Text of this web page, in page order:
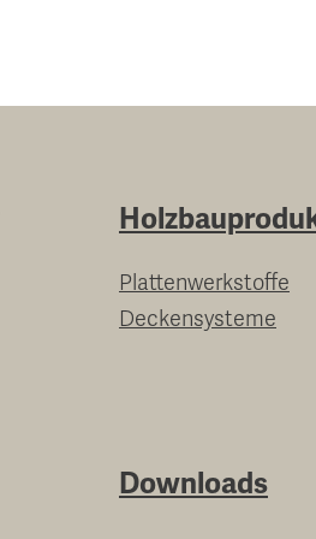
Plattenwerkstoffe
Deckensysteme
Downloads